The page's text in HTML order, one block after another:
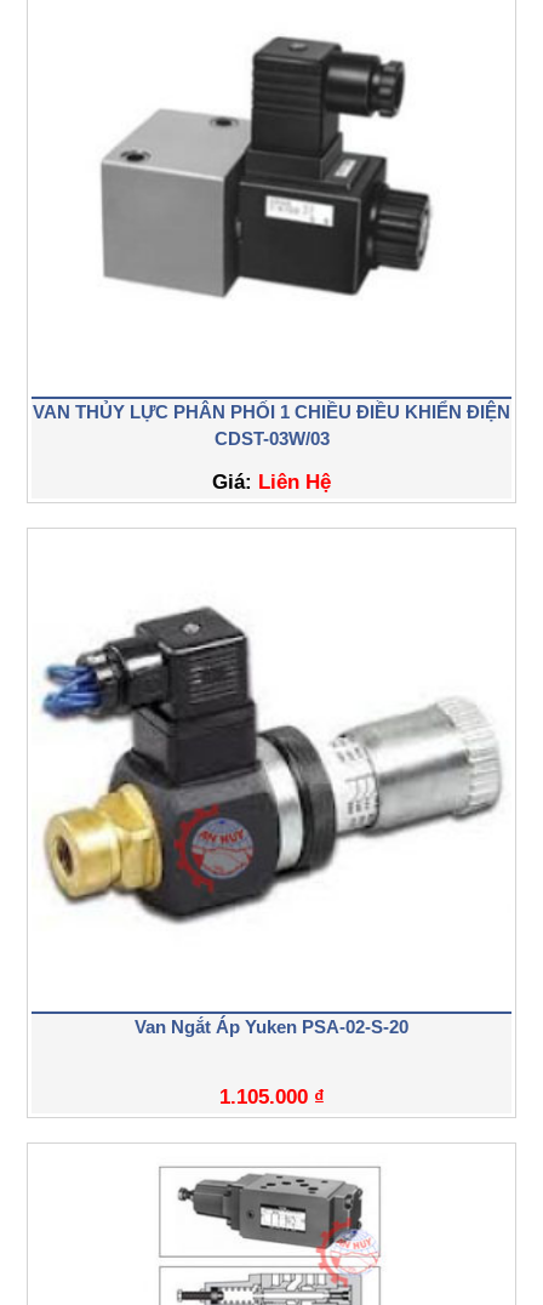
VAN THỦY LỰC PHÂN PHỐI 1 CHIỀU ĐIỀU KHIỂN ĐIỆN
CDST-03W/03
Giá: Liên Hệ
Van Ngắt Áp Yuken PSA-02-S-20
1.105.000 ₫